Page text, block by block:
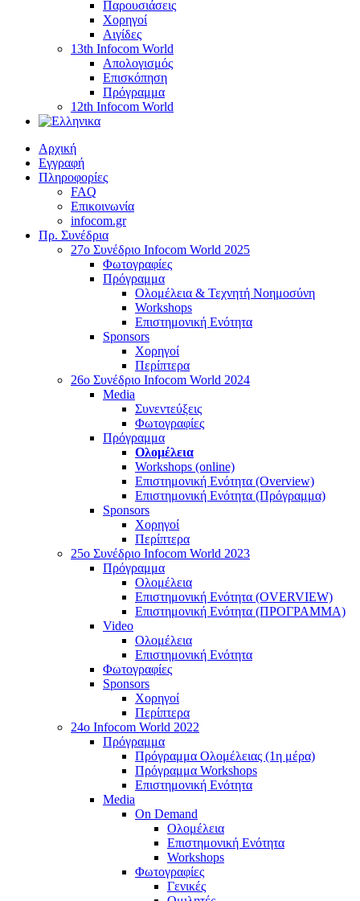
Παρουσιάσεις
Χορηγοί
Αιγίδες
13th Infocom World
Απολογισμός
Επισκόπηση
Πρόγραμμα
12th Infocom World
Αρχική
Εγγραφή
Πληροφορίες
FAQ
Επικοινωνία
infocom.gr
Πρ. Συνέδρια
27o Συνέδριο Infocom World 2025
Φωτογραφίες
Πρόγραμμα
Ολομέλεια & Τεχνητή Νοημοσύνη
Workshops
Επιστημονική Ενότητα
Sponsors
Χορηγοί
Περίπτερα
26o Συνέδριο Infocom World 2024
Media
Συνεντεύξεις
Φωτογραφίες
Πρόγραμμα
Ολομέλεια
Workshops (online)
Επιστημονική Ενότητα (Overview)
Επιστημονική Ενότητα (Πρόγραμμα)
Sponsors
Χορηγοί
Περίπτερα
25o Συνέδριο Infocom World 2023
Πρόγραμμα
Ολομέλεια
Επιστημονική Ενότητα (OVERVIEW)
Επιστημονική Ενότητα (ΠΡΟΓΡΑΜΜΑ)
Video
Ολομέλεια
Επιστημονική Ενότητα
Φωτογραφίες
Sponsors
Χορηγοί
Περίπτερα
24o Infocom World 2022
Πρόγραμμα
Πρόγραμμα Ολομέλειας (1η μέρα)
Πρόγραμμα Workshops
Επιστημονική Ενότητα
Media
On Demand
Ολομέλεια
Επιστημονική Ενότητα
Workshops
Φωτογραφίες
Γενικές